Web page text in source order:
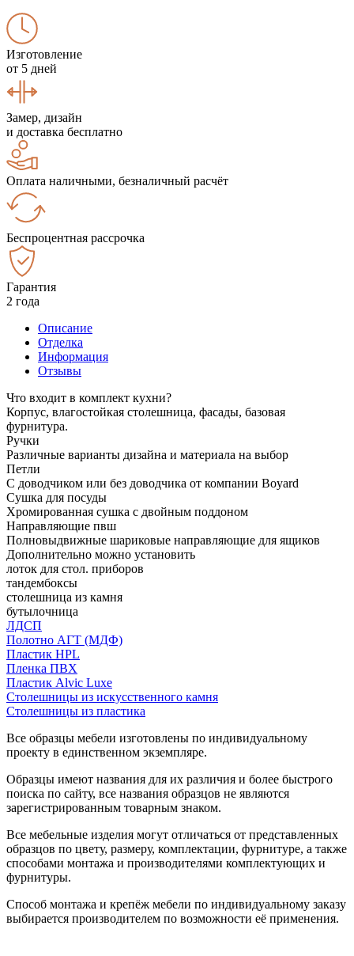
Изготовление
от 5 дней
Замер, дизайн
и доставка бесплатно
Оплата наличными, безналичный расчёт
Беспроцентная рассрочка
Гарантия
2 года
Описание
Отделка
Информация
Отзывы
Что входит в комплект кухни?
Корпус, влагостойкая столешница, фасады, базовая
фурнитура.
Ручки
Различные варианты дизайна и материала на выбор
Петли
С доводчиком или без доводчика от компании Boyard
Сушка для посуды
Хромированная сушка с двойным поддоном
Направляющие пвш
Полновыдвижные шариковые направляющие для ящиков
Дополнительно можно установить
лоток для стол. приборов
тандембоксы
столешница из камня
бутылочница
ЛДСП
Полотно АГТ (МДФ)
Пластик HPL
Пленка ПВХ
Пластик Alvic Luxe
Столешницы из искусственного камня
Столешницы из пластика
Все образцы мебели изготовлены по индивидуальному
проекту в единственном экземпляре.
Образцы имеют названия для их различия и более быстрого
поиска по сайту, все названия образцов не являются
зарегистрированным товарным знаком.
Все мебельные изделия могут отличаться от представленных
образцов по цвету, размеру, комплектации, фурнитуре, а также
способами монтажа и производителями комплектующих и
фурнитуры.
Способ монтажа и крепёж мебели по индивидуальному заказу
выбирается производителем по возможности её применения.